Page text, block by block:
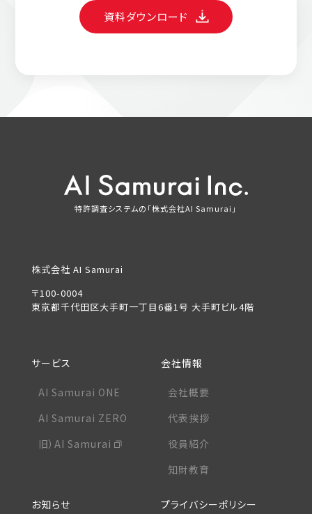
資料ダウンロード
特許調査システムの「株式会社AI Samurai」
株式会社 AI Samurai
〒100-0004
東京都千代田区大手町一丁目6番1号 大手町ビル4階
サービス
AI Samurai ONE
AI Samurai ZERO
旧）AI Samurai
会社情報
会社概要
代表挨拶
役員紹介
知財教育
お知らせ プライバシーポリシー